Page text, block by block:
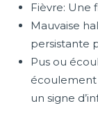
Fièvre: Une
Mauvaise
persistante
Pus ou
écoulement
un signe